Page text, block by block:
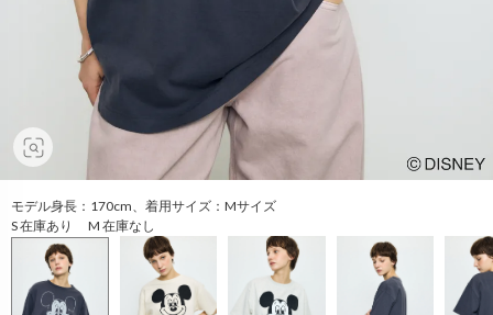
モデル身長：170cm、着用サイズ：Mサイズ
S 在庫あり M 在庫なし